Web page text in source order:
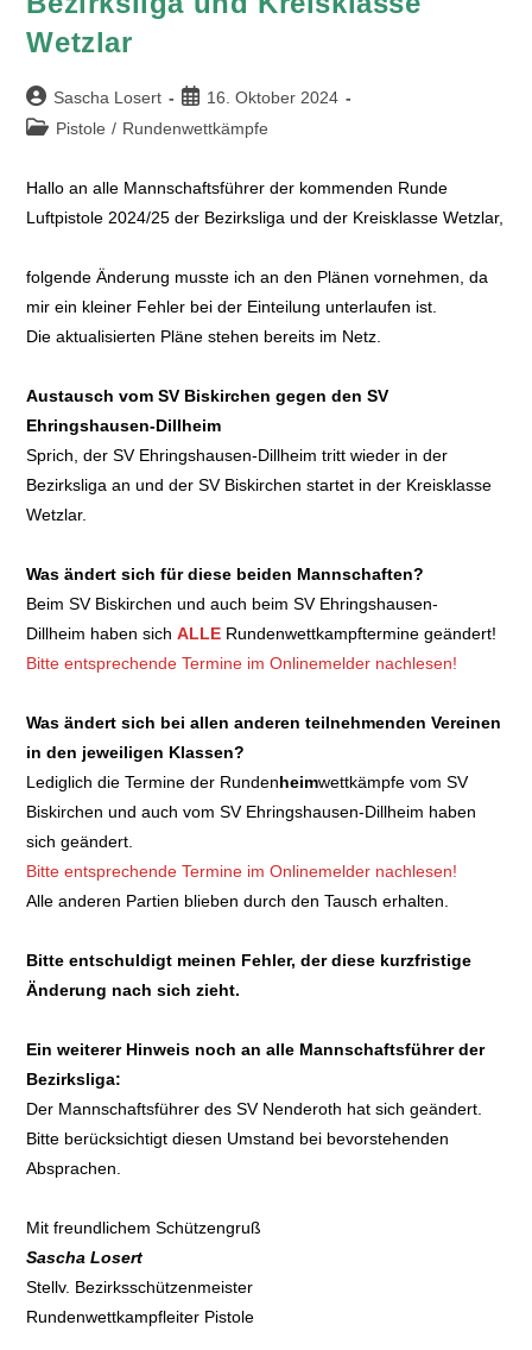
Wetzlar
Sascha Losert
16. Oktober 2024
Pistole / Rundenwettkämpfe
Hallo an alle Mannschaftsführer der kommenden Runde
Luftpistole 2024/25 der Bezirksliga und der Kreisklasse Wetzlar,
folgende Änderung musste ich an den Plänen vornehmen, da
mir ein kleiner Fehler bei der Einteilung unterlaufen ist.
Die aktualisierten Pläne stehen bereits im Netz.
Austausch vom SV Biskirchen gegen den SV
Ehringshausen-Dillheim
Sprich, der SV Ehringshausen-Dillheim tritt wieder in der
Bezirksliga an und der SV Biskirchen startet in der Kreisklasse
Wetzlar.
Was ändert sich für diese beiden Mannschaften?
Beim SV Biskirchen und auch beim SV Ehringshausen-
Dillheim haben sichALLE Rundenwettkampftermine geändert!
Bitte entsprechende Termine im Onlinemelder nachlesen!
Was ändert sich bei allen anderen teilnehmenden Vereinen
in den jeweiligen Klassen?
Lediglich die Termine der Rundenheimwettkämpfe vom SV
Biskirchen und auch vom SV Ehringshausen-Dillheim haben
sich geändert.
Bitte entsprechende Termine im Onlinemelder nachlesen!
Alle anderen Partien blieben durch den Tausch erhalten.
Bitte entschuldigt meinen Fehler, der diese kurzfristige
Änderung nach sich zieht.
Ein weiterer Hinweis noch an alle Mannschaftsführer der
Bezirksliga:
Der Mannschaftsführer des SV Nenderoth hat sich geändert.
Bitte berücksichtigt diesen Umstand bei bevorstehenden
Absprachen.
Mit freundlichem Schützengruß
Sascha Losert
Stellv. Bezirksschützenmeister
Rundenwettkampfleiter Pistole